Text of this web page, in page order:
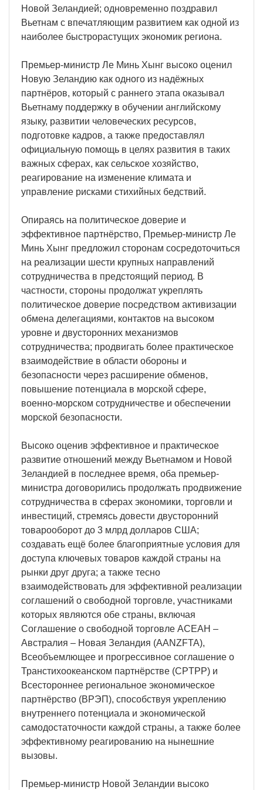
Новой Зеландией; одновременно поздравил
Вьетнам с впечатляющим развитием как одной из
наиболее быстрорастущих экономик региона.
Премьер-министр Ле Минь Хынг высоко оценил
Новую Зеландию как одного из надёжных
партнёров, который с раннего этапа оказывал
Вьетнаму поддержку в обучении английскому
языку, развитии человеческих ресурсов,
подготовке кадров, а также предоставлял
официальную помощь в целях развития в таких
важных сферах, как сельское хозяйство,
реагирование на изменение климата и
управление рисками стихийных бедствий.
Опираясь на политическое доверие и
эффективное партнёрство, Премьер-министр Ле
Минь Хынг предложил сторонам сосредоточиться
на реализации шести крупных направлений
сотрудничества в предстоящий период. В
частности, стороны продолжат укреплять
политическое доверие посредством активизации
обмена делегациями, контактов на высоком
уровне и двусторонних механизмов
сотрудничества; продвигать более практическое
взаимодействие в области обороны и
безопасности через расширение обменов,
повышение потенциала в морской сфере,
военно-морском сотрудничестве и обеспечении
морской безопасности.
Высоко оценив эффективное и практическое
развитие отношений между Вьетнамом и Новой
Зеландией в последнее время, оба премьер-
министра договорились продолжать продвижение
сотрудничества в сферах экономики, торговли и
инвестиций, стремясь довести двусторонний
товарооборот до 3 млрд долларов США;
создавать ещё более благоприятные условия для
доступа ключевых товаров каждой страны на
рынки друг друга; а также тесно
взаимодействовать для эффективной реализации
соглашений о свободной торговле, участниками
которых являются обе страны, включая
Соглашение о свободной торговле АСЕАН –
Австралия – Новая Зеландия (AANZFTA),
Всеобъемлющее и прогрессивное соглашение о
Транстихоокеанском партнёрстве (CPTPP) и
Всестороннее региональное экономическое
партнёрство (ВРЭП), способствуя укреплению
внутреннего потенциала и экономической
самодостаточности каждой страны, а также более
эффективному реагированию на нынешние
вызовы.
Премьер-министр Новой Зеландии высоко